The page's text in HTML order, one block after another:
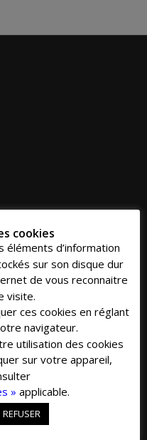
cookies
éléments d’information
sur son disque dur
de vous reconnaitre
visite.
ces cookies en réglant
navigateur.
utilisation des cookies
sur votre appareil,
» applicable.
REFUSER